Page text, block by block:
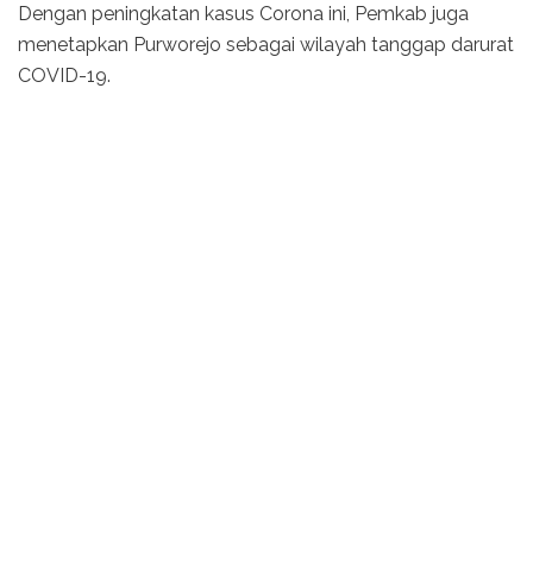
Dengan peningkatan kasus Corona ini, Pemkab juga
menetapkan Purworejo sebagai wilayah tanggap darurat
COVID-19.